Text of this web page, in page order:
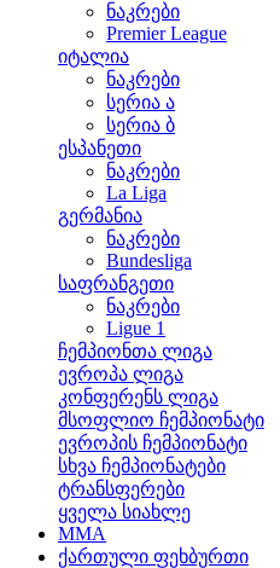
ნაკრები
Premier League
იტალია
ნაკრები
სერია ა
სერია ბ
ესპანეთი
ნაკრები
La Liga
გერმანია
ნაკრები
Bundesliga
საფრანგეთი
ნაკრები
Ligue 1
ჩემპიონთა ლიგა
ევროპა ლიგა
კონფერენს ლიგა
მსოფლიო ჩემპიონატი
ევროპის ჩემპიონატი
სხვა ჩემპიონატები
ტრანსფერები
ყველა სიახლე
MMA
ქართული ფეხბურთი